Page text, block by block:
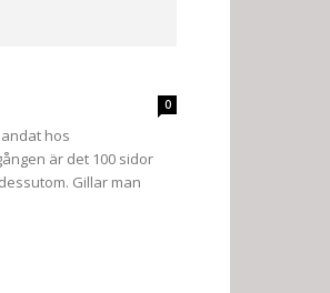
0
hos
är det 100 sidor
Gillar man